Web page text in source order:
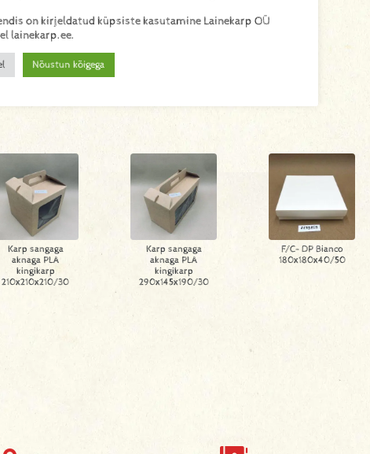
Karp sangaga
aknaga PLA
kingikarp
210x210x210/30
Karp sangaga
aknaga PLA
kingikarp
290x145x190/30
F/C- DP Bianco
180x180x40/50
on kirjeldatud küpsiste kasutamine Lainekarp OÜ
lainekarp.ee.
Nõustun kõigega